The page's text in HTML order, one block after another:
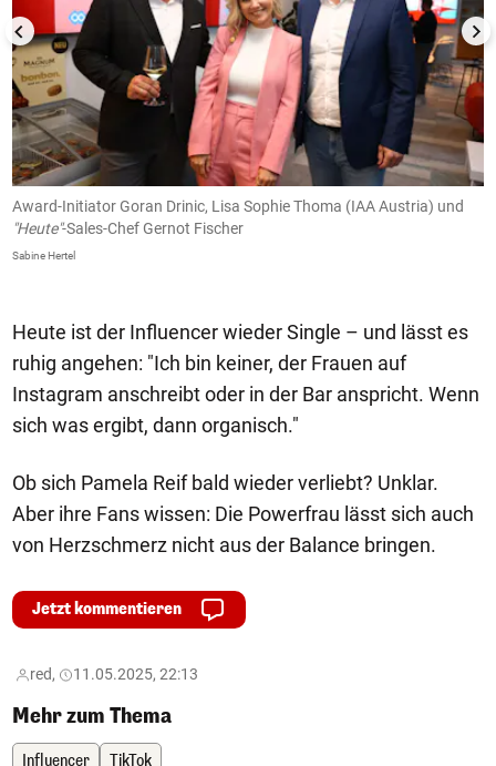
Award-Initiator Goran Drinic, Lisa Sophie Thoma (IAA Austria) und
"Heute"-Sales-Chef Gernot Fischer
Sabine Hertel
Heute ist der Influencer wieder Single – und lässt es
ruhig angehen: "Ich bin keiner, der Frauen auf
Instagram anschreibt oder in der Bar anspricht. Wenn
sich was ergibt, dann organisch."
Ob sich Pamela Reif bald wieder verliebt? Unklar.
Aber ihre Fans wissen: Die Powerfrau lässt sich auch
von Herzschmerz nicht aus der Balance bringen.
Jetzt kommentieren
red, 11.05.2025, 22:13
Mehr zum Thema
Influencer TikTok